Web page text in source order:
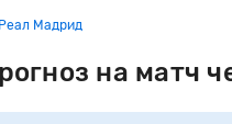
на матч
Мадрид